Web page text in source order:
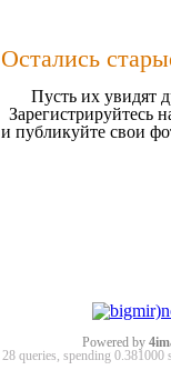
Остались
Пусть их увидят
Зарегистрируйтесь
и публикуйте свои
Powered by
28 queries, spending